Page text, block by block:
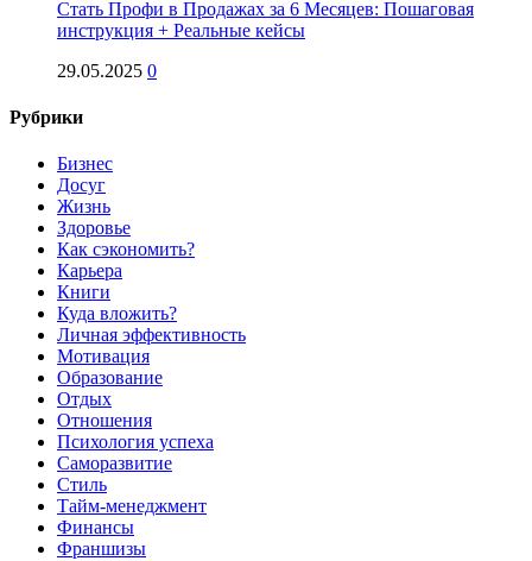
Стать Профи в Продажах за 6 Месяцев: Пошаговая
инструкция + Реальные кейсы
29.05.2025 0
Рубрики
Бизнес
Досуг
Жизнь
Здоровье
Как сэкономить?
Карьера
Книги
Куда вложить?
Личная эффективность
Мотивация
Образование
Отдых
Отношения
Психология успеха
Саморазвитие
Стиль
Тайм-менеджмент
Финансы
Франшизы